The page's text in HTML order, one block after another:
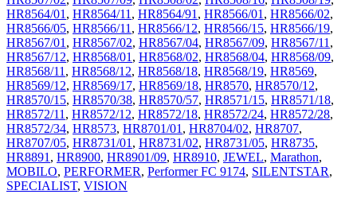
HR8564/01 , HR8564/11 , HR8564/91 , HR8566/01 , HR8566/02,
HR8566/05, HR8566/11 , HR8566/12, HR8566/15, HR8566/19,
HR8567/01 , HR8567/02, HR8567/04, HR8567/09, HR8567/11 ,
HR8567/12, HR8568/01 , HR8568/02, HR8568/04, HR8568/09,
HR8568/11 , HR8568/12, HR8568/18, HR8568/19, HR8569,
HR8569/12, HR8569/17, HR8569/18, HR8570, HR8570/12,
HR8570/15, HR8570/38, HR8570/57, HR8571/15, HR8571/18,
HR8572/11 , HR8572/12, HR8572/18, HR8572/24, HR8572/28,
HR8572/34, HR8573, HR8701/01 , HR8704/02, HR8707,
HR8707/05, HR8731/01 , HR8731/02, HR8731/05, HR8735,
HR8891 , HR8900, HR8901/09, HR8910, JEWEL, Marathon,
MOBILO, PERFORMER, Performer FC 9174, SILENTSTAR,
SPECIALIST, VISION